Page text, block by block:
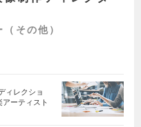
その他）
ィレクショ
ーティスト